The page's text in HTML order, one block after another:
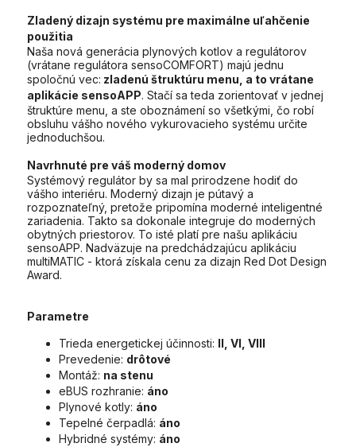
Zladený dizajn systému pre maximálne uľahčenie
použitia
Naša nová generácia plynových kotlov a regulátorov
(vrátane regulátora sensoCOMFORT) majú jednu
spoločnú vec: zladenú štruktúru menu, a to vrátane
aplikácie sensoAPP. Stačí sa teda zorientovať v jednej
štruktúre menu, a ste oboznámení so všetkými, čo robí
obsluhu vášho nového vykurovacieho systému určite
jednoduchšou.
Navrhnuté pre váš moderný domov
Systémový regulátor by sa mal prirodzene hodiť do
vášho interiéru. Moderný dizajn je pútavý a
rozpoznateľný, pretože pripomína moderné inteligentné
zariadenia. Takto sa dokonale integruje do moderných
obytných priestorov. To isté platí pre našu aplikáciu
sensoAPP. Nadväzuje na predchádzajúcu aplikáciu
multiMATIC - ktorá získala cenu za dizajn Red Dot Design
Award.
Parametre
Trieda energetickej účinnosti: II, VI, VIII
Prevedenie: drôtové
Montáž: na stenu
eBUS rozhranie: áno
Plynové kotly: áno
Tepelné čerpadlá: áno
Hybridné systémy: áno